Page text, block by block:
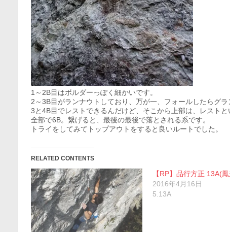
1～2B目はボルダーっぽく細かいです。
2～3B目がランナウトしており、万が一、フォールしたらグラ
3と4B目でレストできるんだけど、そこから上部は、レストと
全部で6B。繋げると、最後の最後で落とされる系です。
トライをしてみてトップアウトをすると良いルートでした。
RELATED CONTENTS
【RP】品行方正 13A(
2016年4月16日
5.13A